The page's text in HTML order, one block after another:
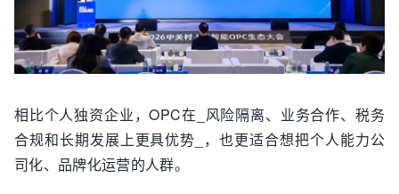
相比个人独资企业，OPC在_风险隔离、业务合作、税务
合规和长期发展上更具优势_，也更适合想把个人能力公
司化、品牌化运营的人群。